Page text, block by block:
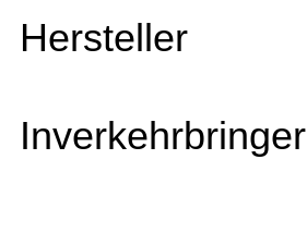
Hersteller
Inverkehrbringer